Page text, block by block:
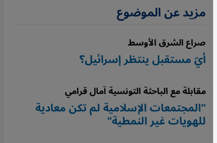
مزيد عن الموضوع
صراع الشرق الأوسط
أيّ مستقبل ينتظر إسرائيل؟
مقابلة مع الباحثة التونسية آمال قرامي
"المجتمعات الإسلامية لم تكن معادية
للهويات غير النمطية"